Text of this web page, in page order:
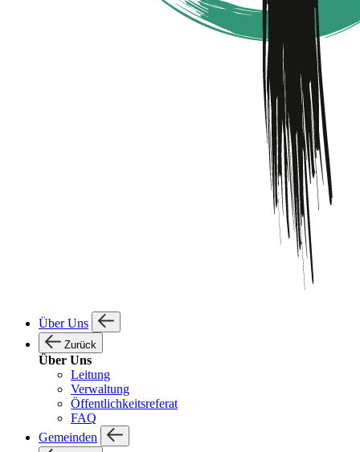
Über Uns
Zurück
Über Uns
Leitung
Verwaltung
Öffentlichkeitsreferat
FAQ
Gemeinden